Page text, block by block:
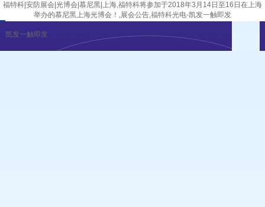
福特科|安防展会|光博会|慕尼黑|上海,福特科将参加于2018年3月14日至16日在上海
举办的慕尼黑上海光博会！,展会公告,福特科光电-凯发一触即发
凯发一触即发